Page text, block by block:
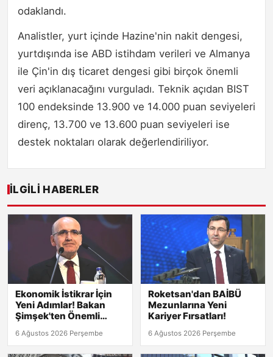
odaklandı.
Analistler, yurt içinde Hazine'nin nakit dengesi,
yurtdışında ise ABD istihdam verileri ve Almanya
ile Çin'in dış ticaret dengesi gibi birçok önemli
veri açıklanacağını vurguladı. Teknik açıdan BIST
100 endeksinde 13.900 ve 14.000 puan seviyeleri
direnç, 13.700 ve 13.600 puan seviyeleri ise
destek noktaları olarak değerlendiriliyor.
İLGILI HABERLER
Ekonomik İstikrar İçin
Yeni Adımlar! Bakan
Şimşek'ten Önemli
6 Ağustos 2026 Perşembe
Roketsan'dan BAİBÜ
Mezunlarına Yeni
Kariyer Fırsatları!
6 Ağustos 2026 Perşembe